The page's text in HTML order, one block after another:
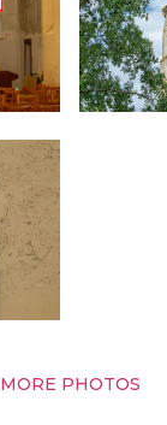
MORE PHOTOS